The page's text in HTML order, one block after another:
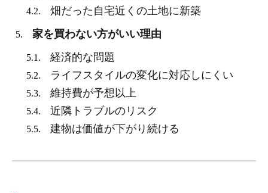
4.2. 畑だった自宅近くの土地に新築
5. 家を買わない方がいい理由
5.1. 経済的な問題
5.2. ライフスタイルの変化に対応しにくい
5.3. 維持費が予想以上
5.4. 近隣トラブルのリスク
5.5. 建物は価値が下がり続ける